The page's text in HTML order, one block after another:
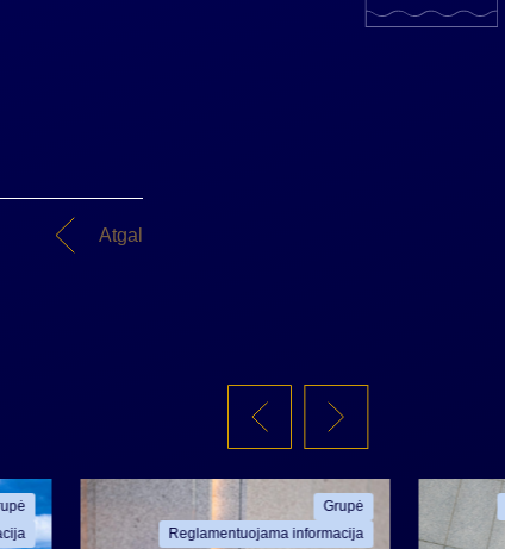
Atgal
Grupė
Reglamentuojama informacija